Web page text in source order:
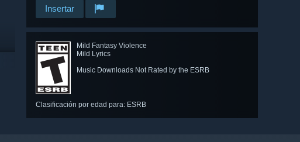
Insertar
Mild Fantasy Violence
Mild Lyrics
Music Downloads Not Rated by the ESRB
Clasificación por edad para: ESRB